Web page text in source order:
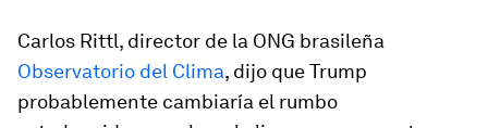
Carlos Rittl, director de la ONG brasileña
Observatorio del Clima, dijo que Trump
probablemente cambiaría el rumbo